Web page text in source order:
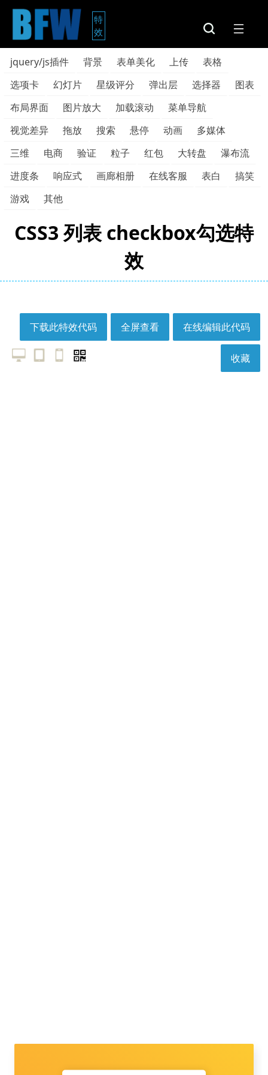
特
效
jquery/js插件 背景 表单美化 上传
表格
选项卡
幻灯片 星级评分 弹出层 选择器
图表
布局界面
图片放大 加载滚动
菜单导航
视觉差异
拖放 搜索 悬停 动画
多媒体
三维
电商 验证 粒子 红包 大转盘
瀑布流
进度条
响应式 画廊相册 在线客服 表白
搞笑
游戏
其他
CSS3 列表 checkbox勾选特
效
在线编辑此代码
全屏查看
下载此特效代码
收藏